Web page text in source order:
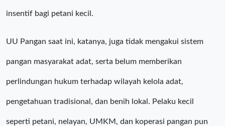
insentif bagi petani kecil.
UU Pangan saat ini, katanya, juga tidak mengakui sistem
pangan masyarakat adat, serta belum memberikan
perlindungan hukum terhadap wilayah kelola adat,
pengetahuan tradisional, dan benih lokal. Pelaku kecil
seperti petani, nelayan, UMKM, dan koperasi pangan pun